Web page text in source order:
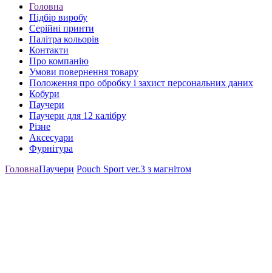
Головна
Підбір виробу
Серійні принти
Палітра кольорів
Контакти
Про компанію
Умови повернення товару
Положення про обробку і захист персональних даних
Кобури
Паучери
Паучери для 12 калібру
Різне
Аксесуари
Фурнітура
ГоловнаПаучери Pouch Sport ver.3 з магнітом